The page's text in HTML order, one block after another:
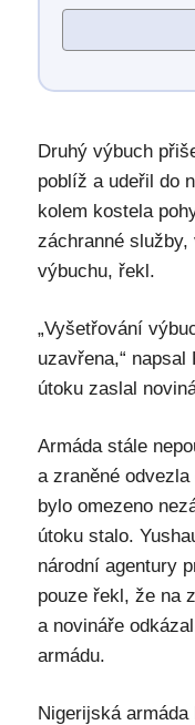
Druhý výbuch
poblíž a udeřil do
kolem kostela
záchranné
výbuchu, řekl.
„Vyšetřování
uzavřena,“
útoku zaslal
Armáda stále
a zraněné
bylo omezeno
útoku stalo.
národní agentury
pouze řekl, že na
a novináře
armádu.
Nigerijská